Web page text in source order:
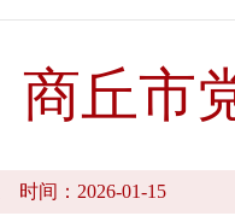
商丘市
时间：2026-01-15